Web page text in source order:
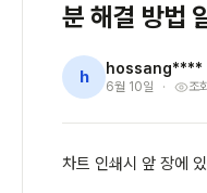
분 해결 방법
h hossang****
6월 10일 조
차트 인쇄시 앞 장에